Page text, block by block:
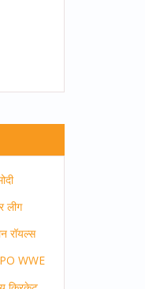
लीग
रॉयल्स
WWE